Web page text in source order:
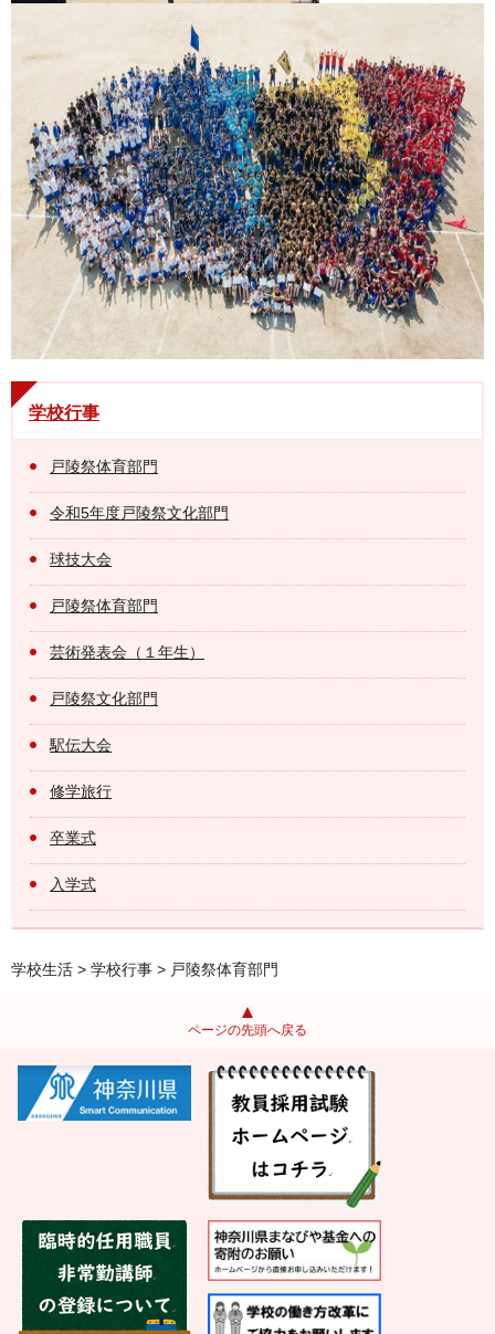
学校行事
戸陵祭体育部門
令和5年度戸陵祭文化部門
球技大会
戸陵祭体育部門
芸術発表会（１年生）
戸陵祭文化部門
駅伝大会
修学旅行
卒業式
入学式
学校生活 > 学校行事 > 戸陵祭体育部門
ページの先頭へ戻る